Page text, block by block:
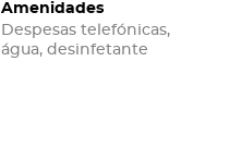
Amenidades
Despesas telefónicas,
água, desinfetante